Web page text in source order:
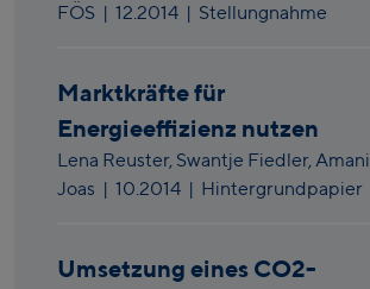
FÖS | 12.2014 | Stellungnahme
Marktkräfte für
Energieeffizienz nutzen
Lena Reuster, Swantje Fiedler,Amani
Joas | 10.2014 | Hintergrundpapier
Umsetzung eines CO2-